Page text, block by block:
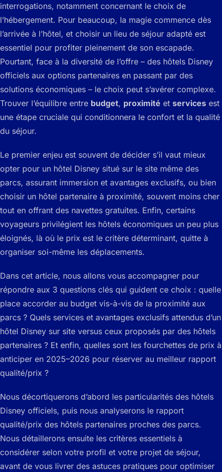
interrogations, notamment concernant le choix de
l’hébergement. Pour beaucoup, la magie commence dès
l’arrivée à l’hôtel, et choisir un lieu de séjour adapté est
essentiel pour profiter pleinement de son escapade.
Pourtant, face à la diversité de l’offre – des hôtels Disney
officiels aux options partenaires en passant par des
solutions économiques – le choix peut s’avérer complexe.
Trouver l’équilibre entre budget, proximité et services est
une étape cruciale qui conditionnera le confort et la qualité
du séjour.
Le premier enjeu est souvent de décider s’il vaut mieux
opter pour un hôtel Disney situé sur le site même des
parcs, assurant immersion et avantages exclusifs, ou bien
choisir un hôtel partenaire à proximité, souvent moins cher
tout en offrant des navettes gratuites. Enfin, certains
voyageurs privilégient les hôtels économiques un peu plus
éloignés, là où le prix est le critère déterminant, quitte à
organiser soi-même les déplacements.
Dans cet article, nous allons vous accompagner pour
répondre aux 3 questions clés qui guident ce choix : quelle
place accorder au budget vis-à-vis de la proximité aux
parcs ? Quels services et avantages exclusifs attendus d’un
hôtel Disney sur site versus ceux proposés par des hôtels
partenaires ? Et enfin, quelles sont les fourchettes de prix à
anticiper en 2025–2026 pour réserver au meilleur rapport
qualité/prix ?
Nous décortiquerons d’abord les particularités des hôtels
Disney officiels, puis nous analyserons le rapport
qualité/prix des hôtels partenaires proches des parcs.
Nous détaillerons ensuite les critères essentiels à
considérer selon votre profil et votre projet de séjour,
avant de vous livrer des astuces pratiques pour optimiser